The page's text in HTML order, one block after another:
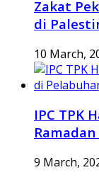
Zakat
di
10 March,
IPC TPK
9 March,